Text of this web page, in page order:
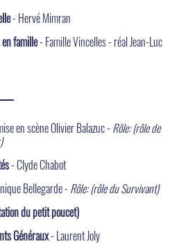
- Hervé Mimran
famille- Famille Vincelles - réal Jean-Luc
en scène Olivier Balazuc - Rôle: (rôle de
- Clyde Chabot
Bellegarde - Rôle: (rôle du Survivant)
du petit poucet)
Généraux- Laurent Joly